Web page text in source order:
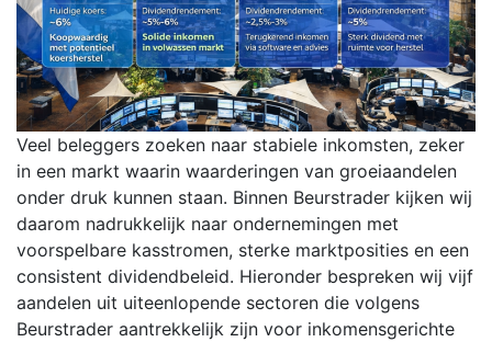
Veel beleggers zoeken naar stabiele inkomsten, zeker
in een markt waarin waarderingen van groeiaandelen
onder druk kunnen staan. Binnen Beurstrader kijken wij
daarom nadrukkelijk naar ondernemingen met
voorspelbare kasstromen, sterke marktposities en een
consistent dividendbeleid. Hieronder bespreken wij vijf
aandelen uit uiteenlopende sectoren die volgens
Beurstrader aantrekkelijk zijn voor inkomensgerichte